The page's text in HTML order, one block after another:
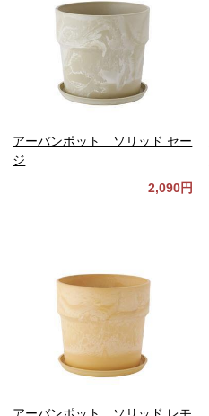
アーバンポット ソリッド セー
ジ
2,090円